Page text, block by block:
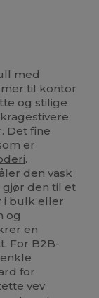
med
til kontor
og stilige
Det fine
er
.
den vask
gjør den til et
i bulk eller
og
en
For B2B-
for
vev